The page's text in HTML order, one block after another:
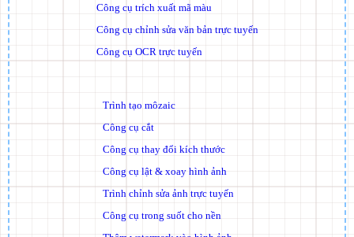
Công cụ trích xuất mã màu
Công cụ chỉnh sửa văn bản trực tuyến
Công cụ OCR trực tuyến
Trình tạo môzaic
Công cụ cắt
Công cụ thay đổi kích thước
Công cụ lật & xoay hình ảnh
Trình chỉnh sửa ảnh trực tuyến
Công cụ trong suốt cho nền